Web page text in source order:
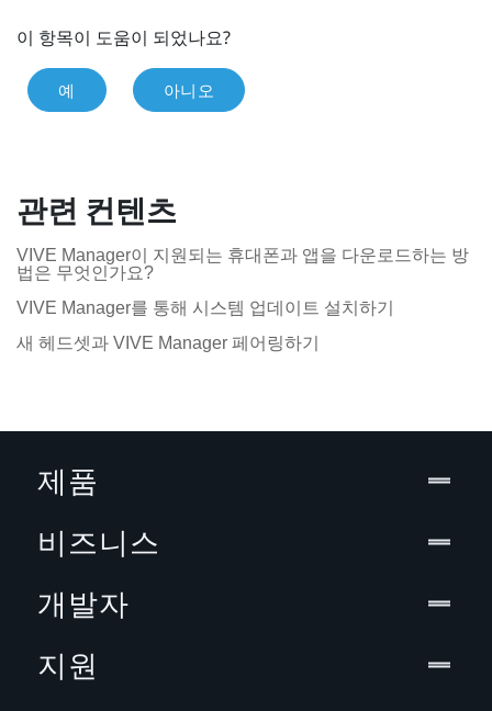
이 항목이 도움이 되었나요?
예 아니오
관련 컨텐츠
VIVE Manager이 지원되는 휴대폰과 앱을 다운로드하는 방
법은 무엇인가요?
VIVE Manager를 통해 시스템 업데이트 설치하기
새 헤드셋과 VIVE Manager 페어링하기
제품
비즈니스
개발자
지원